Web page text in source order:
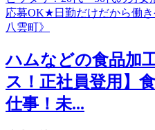
ハムなどの食品加
ス！正社員登用】
仕事！未...